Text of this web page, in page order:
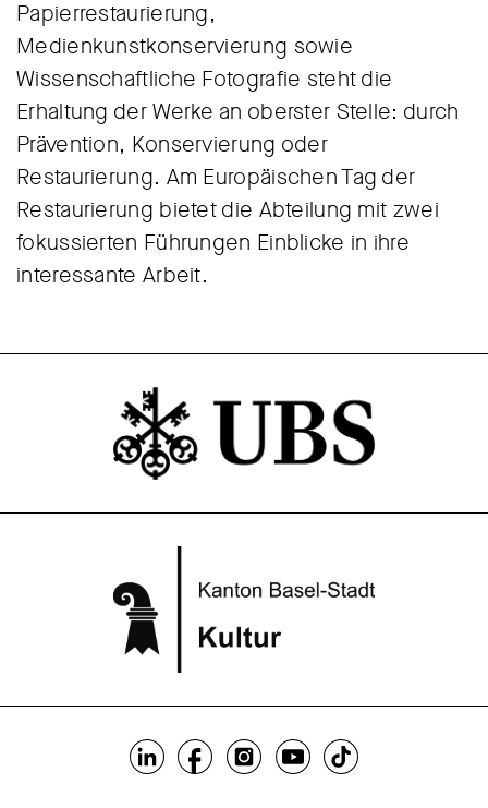
Papierrestaurierung,
Medienkunstkonservierung sowie
Wissenschaftliche Fotografie steht die
Erhaltung der Werke an oberster Stelle: durch
Prävention, Konservierung oder
Restaurierung. Am Europäischen Tag der
Restaurierung bietet die Abteilung mit zwei
fokussierten Führungen Einblicke in ihre
interessante Arbeit.